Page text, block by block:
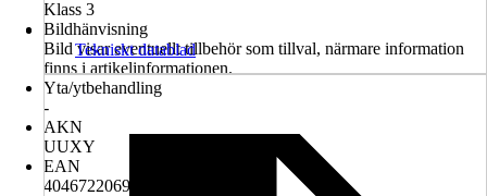
Klass 3
Bildhänvisning
Bild visar eventuellt tillbehör som tillval, närmare information
finns i artikelinformationen.
Yta/ytbehandling
-
AKN
UUXY
EAN
4046722069532
Tekniskt datablad